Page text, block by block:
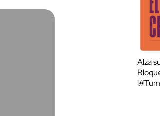
Alza